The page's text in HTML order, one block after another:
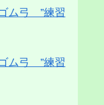
ム弓 ”練習
ム弓 ”練習